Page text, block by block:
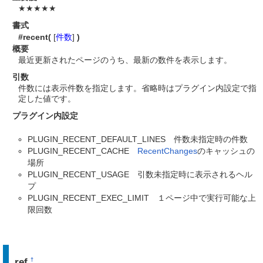
★★★★★
書式
#recent( [件数] )
概要
最近更新されたページのうち、最新の数件を表示します。
引数
件数には表示件数を指定します。省略時はプラグイン内設定で指
定した値です。
プラグイン内設定
PLUGIN_RECENT_DEFAULT_LINES 件数未指定時の件数
PLUGIN_RECENT_CACHE RecentChangesのキャッシュの
場所
PLUGIN_RECENT_USAGE 引数未指定時に表示されるヘル
プ
PLUGIN_RECENT_EXEC_LIMIT １ページ中で実行可能な上
限回数
†